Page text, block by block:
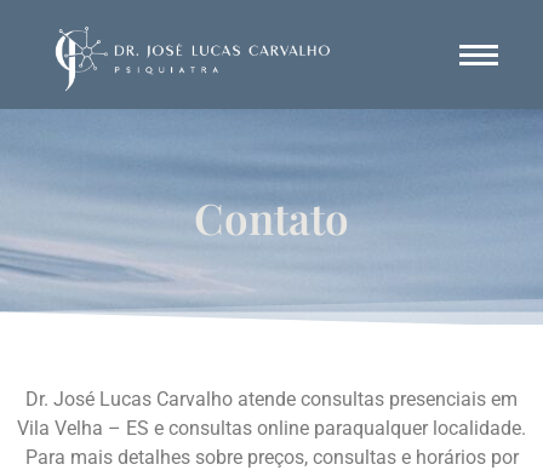
Contato
Dr. José Lucas Carvalho atende consultas presenciais em
Vila Velha – ES e consultas online paraqualquer localidade.
Para mais detalhes sobre preços, consultas e horários por